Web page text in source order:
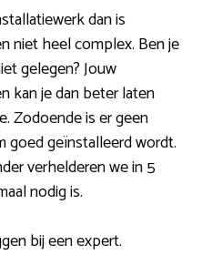
dan is
niet heel complex. Ben je
gelegen? Jouw
kan je dan beter laten
Zodoende is er geen
geïnstalleerd wordt.
verhelderen we in 5
nodig is.
bij een expert.